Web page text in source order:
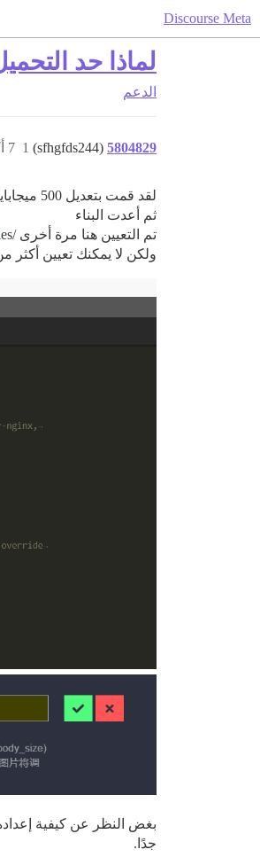
Discourse Meta
لماذا حد التحميل لدي 100 ميجابايت؟ إنه
الدعم
5804829
(sfhgfds244) 7 أكتوبر 2023، 11:39ص 1
لقد قمت بتعديل 500 ميجابايت في app.yml
ثم أعدت البناء
تم التعيين هنا مرة أخرى /admin/site_settings/category/files
ولكن لا يمكنك تعيين أكثر من 100
جدًا.